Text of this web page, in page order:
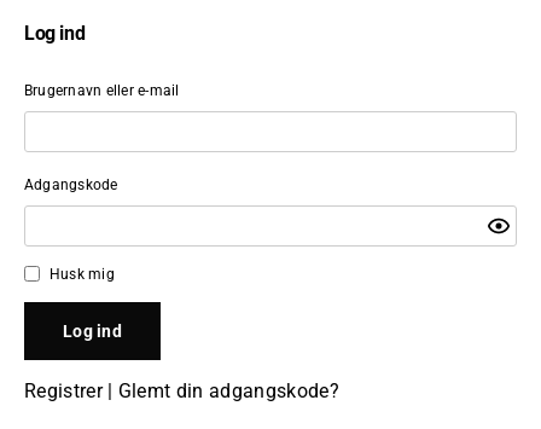
Log ind
Brugernavn eller e-mail
Adgangskode
Husk mig
Registrer| Glemt din adgangskode?